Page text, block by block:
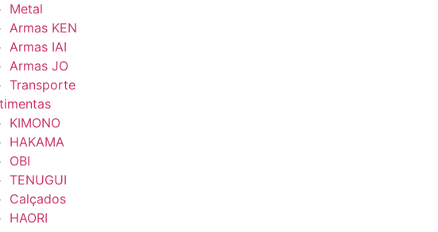
Metal
Armas KEN
Armas IAI
Armas JO
Transporte
KIMONO
HAKAMA
OBI
TENUGUI
Calçados
HAORI